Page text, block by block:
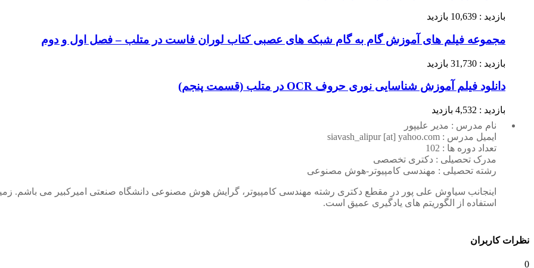
بازدید : 10,639 بازدید
مجموعه فیلم های آموزش گام به گام شبکه های عصبی کتاب لوران فاست در متلب – فصل اول و دوم
بازدید : 31,730 بازدید
دانلود فیلم آموزش شناسایی نوری حروف OCR در متلب (قسمت پنجم)
بازدید : 4,532 بازدید
نام مدرس : مدیر علیپور
ایمیل مدرس : siavash_alipur [at] yahoo.com
تعداد دوره ها : 102
مدرک تحصیلی : دکتری تخصصی
رشته تحصیلی : مهندسی کامپیوتر-هوش مصنوعی
اینجانب سیاوش علی پور در مقطع دکتری رشته مهندسی کامپیوتر، گرایش هوش مصنوعی دانشگاه صنعتی امیرکبیر می باشم.
استفاده از الگوریتم های یادگیری عمیق است.
نظرات کاربران
0